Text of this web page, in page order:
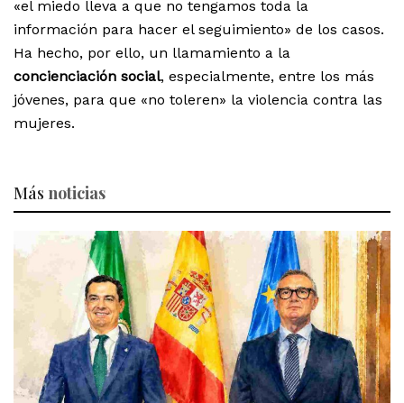
«el miedo lleva a que no tengamos toda la
información para hacer el seguimiento» de los casos.
Ha hecho, por ello, un llamamiento a la
concienciación social, especialmente, entre los más
jóvenes, para que «no toleren» la violencia contra las
mujeres.
Más noticias